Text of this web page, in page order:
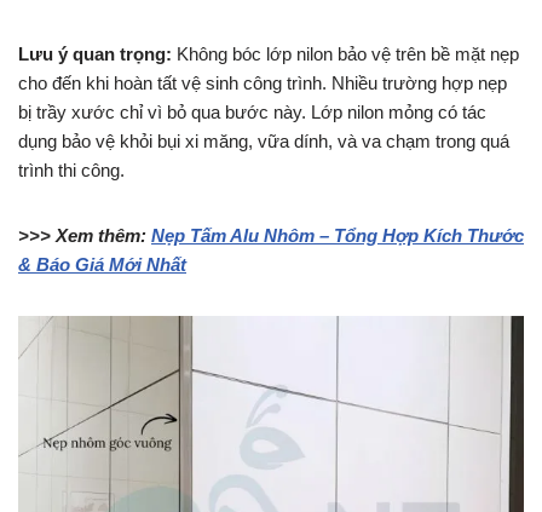
Lưu ý quan trọng: Không bóc lớp nilon bảo vệ trên bề mặt nẹp
cho đến khi hoàn tất vệ sinh công trình. Nhiều trường hợp nẹp
bị trầy xước chỉ vì bỏ qua bước này. Lớp nilon mỏng có tác
dụng bảo vệ khỏi bụi xi măng, vữa dính, và va chạm trong quá
trình thi công.
>>> Xem thêm: Nẹp Tấm Alu Nhôm – Tổng Hợp Kích Thước
& Báo Giá Mới Nhất